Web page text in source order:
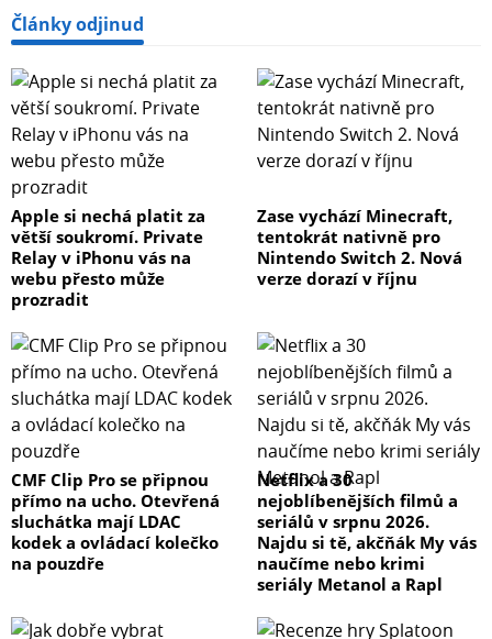
Články odjinud
Apple si nechá platit za
větší soukromí. Private
Relay v iPhonu vás na
webu přesto může
prozradit
Zase vychází Minecraft,
tentokrát nativně pro
Nintendo Switch 2. Nová
verze dorazí v říjnu
CMF Clip Pro se připnou
přímo na ucho. Otevřená
sluchátka mají LDAC
kodek a ovládací kolečko
na pouzdře
Netflix a 30
nejoblíbenějších filmů a
seriálů v srpnu 2026.
Najdu si tě, akčňák My vás
naučíme nebo krimi
seriály Metanol a Rapl